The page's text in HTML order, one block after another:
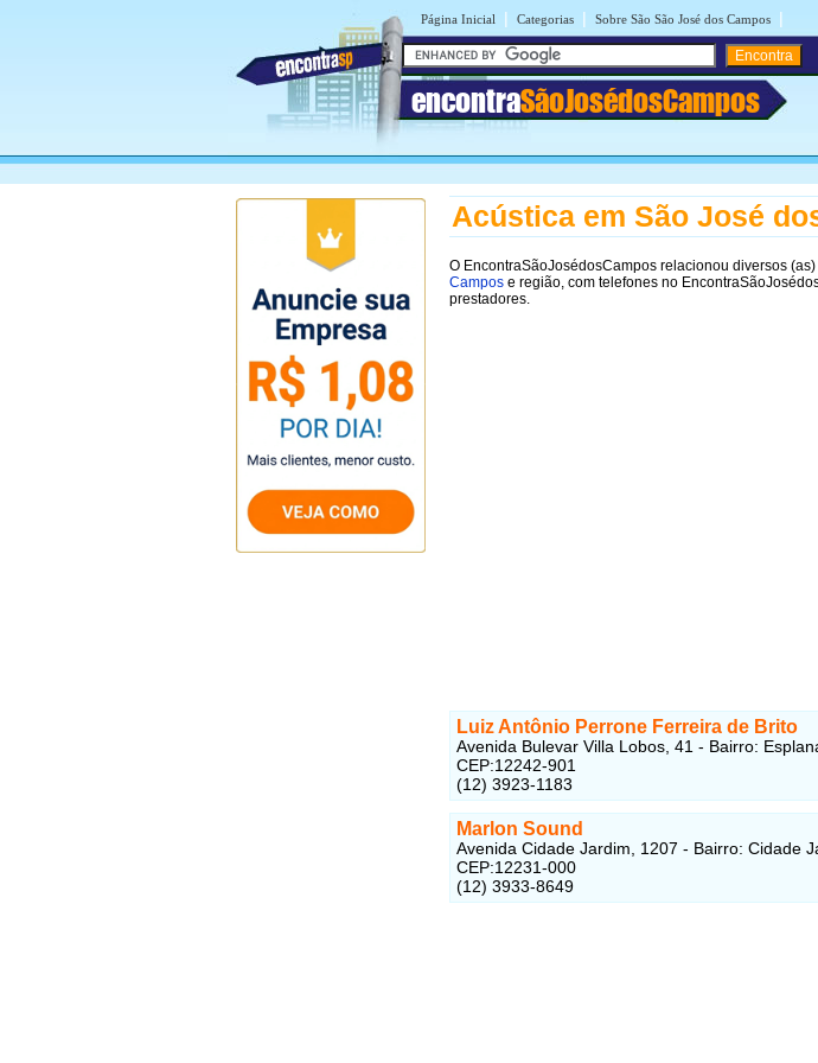
Página Inicial | Categorias | Sobre São São José dos Campos |
encontraSãoJosédosCampos
Acústica em São José
O EncontraSãoJosédosCampos relacionou diversos
Campos e região, com telefones no
prestadores.
Luiz Antônio Perrone Ferreira de Brito
Avenida Bulevar Villa Lobos, 41 - Bairro:
CEP:12242-901
(12) 3923-1183
Marlon Sound
Avenida Cidade Jardim, 1207 - Bairro: Cidade
CEP:12231-000
(12) 3933-8649